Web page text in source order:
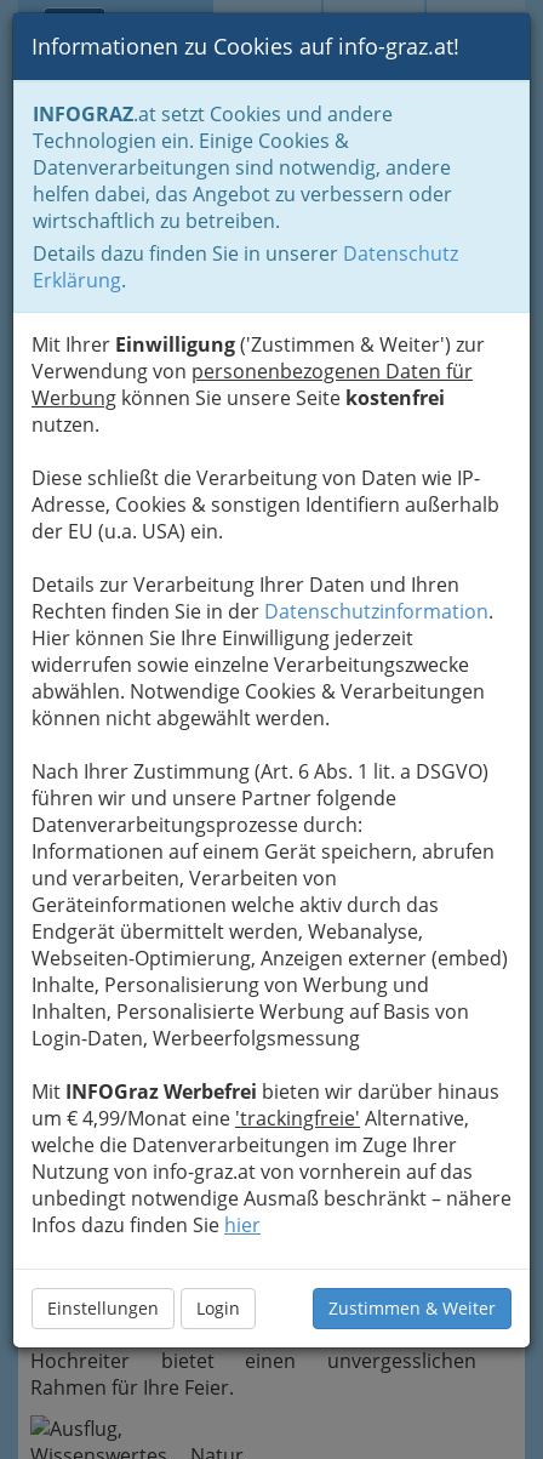
Suche Login Toggle
Informationen zu Cookies auf info-graz.at!
INFOGRAZ.at setzt Cookies und andere
Technologien ein. Einige Cookies &
Datenverarbeitungen sind notwendig, andere
helfen dabei, das Angebot zu verbessern oder
wirtschaftlich zu betreiben.
Details dazu finden Sie in unserer Datenschutz
Erklärung.
Mit Ihrer Einwilligung('Zustimmen & Weiter') zur
Verwendung von personenbezogenen Daten für
Werbung können Sie unsere Seite kostenfrei
nutzen.
Diese schließt die Verarbeitung von Daten wie IP-
Adresse, Cookies & sonstigen Identifiern außerhalb
der EU (u.a. USA) ein.
Details zur Verarbeitung Ihrer Daten und Ihren
Rechten finden Sie in der Datenschutzinformation.
Hier können Sie Ihre Einwilligung jederzeit
widerrufen sowie einzelne Verarbeitungszwecke
abwählen. Notwendige Cookies & Verarbeitungen
können nicht abgewählt werden.
Nach Ihrer Zustimmung (Art. 6 Abs. 1 lit. a DSGVO)
führen wir und unsere Partner folgende
Datenverarbeitungsprozesse durch:
Informationen auf einem Gerät speichern, abrufen
und verarbeiten, Verarbeiten von
Geräteinformationen welche aktiv durch das
Endgerät übermittelt werden, Webanalyse,
Webseiten-Optimierung, Anzeigen externer (embed)
Inhalte, Personalisierung von Werbung und
Inhalten, Personalisierte Werbung auf Basis von
Login-Daten, Werbeerfolgsmessung
Mit INFOGraz Werbefrei bieten wir darüber hinaus
um € 4,99/Monat eine 'trackingfreie' Alternative,
welche die Datenverarbeitungen im Zuge Ihrer
Nutzung von info-graz.at von vornherein auf das
unbedingt notwendige Ausmaß beschränkt – nähere
Infos dazu finden Sie hier
Einstellungen Login Zustimmen & Weiter
Home Lebens-Guide
Nachwuchs, Eltern - Familien
Ferien, Freizeit, Kultur für Kinder und Jugendliche
Wanderungen mit unseren Sprösslingen
Öko-Park Almenland
Erhardstrasse 134, 8614 Breitenau /
Hochlantsch
+43 664 565 7078
Neben vielenheimischen Tierenwie Füchsen,
Damwild, Ziegen, Rotwild,
Hängebauchschweinen, Schafen, Degus,
Wildschweinen, Esel, Stachelmäusen... warten
unter anderem noch auf Sie:
-- > Baumhoroskoppfad
-- > Duftlehrpfad
-- > ein Pavillon mit Vogelstimmen und Bienenstock
-- > das Waldwohnzimmer
-- > Kinderwasserspielplatz
ImWaldwohnzimmerkönnen ganz Sportliche
eine Kletterwand bezwingen, die Kleinen können
einer Waldgeschichte lauschen oder mit Go-
Carts ihre Runden ziehen; für Groß und Klein
bieten wir Übernachtungen im Tipi um die Natur
wirklich hautnah zu erleben. Ein gemütlicher
Abend am Lagerfeuer, eine aufregende Nacht
mitten im Ökopark...
Kindergeburtstage im
ÖKO-Park
Kindes bei uns im ÖKO-Park – mit Grillen und
Spielen im Waldwohnzimmer; der ÖKO-Park
Hochreiter bietet einen unvergesslichen
Rahmen für Ihre Feier.